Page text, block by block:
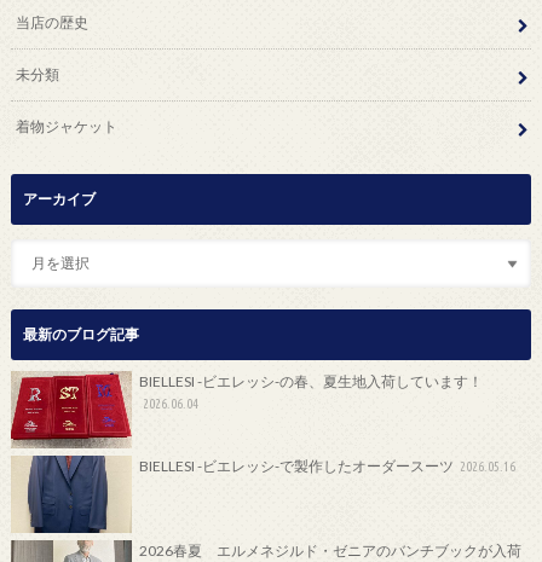
当店の歴史
未分類
着物ジャケット
アーカイブ
最新のブログ記事
BIELLESI -ビエレッシ-の春、夏生地入荷しています！
2026.06.04
BIELLESI -ビエレッシ-で製作したオーダースーツ 2026.05.16
2026春夏 エルメネジルド・ゼニアのバンチブックが入荷